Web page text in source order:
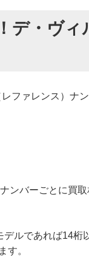
デ・ヴィ
ファレンス）ナ
ンバーごとに買
ルであれば14桁
す。